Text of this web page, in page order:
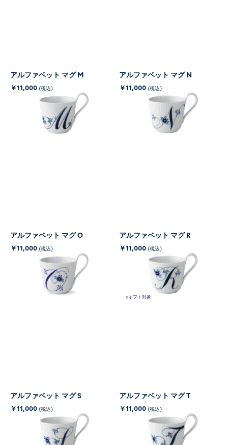
アルファベット マグ M
￥11,000 (税込)
アルファベット マグ N
￥11,000 (税込)
アルファベット マグ O
￥11,000 (税込)
アルファベット マグ R
￥11,000 (税込)
アルファベット マグ S
￥11,000 (税込)
eギフト対象
アルファベット マグ T
￥11,000 (税込)